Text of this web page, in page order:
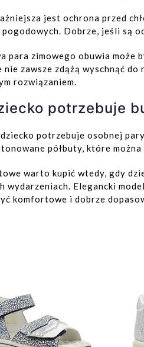
jest ochrona przed
Dobrze, jeśli są
para zimowego obuwia może
nie zawsze zdążą wyschnąć
rozwiązaniem.
potrzebuje
potrzebuje osobnej
półbuty, które
warto kupić wtedy, gdy
wydarzeniach. Elegancki
komfortowe i dobrze